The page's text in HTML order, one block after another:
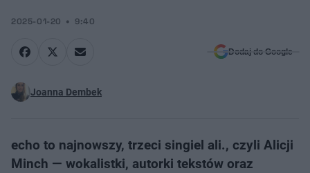
2025-01-20 9:40
Dodaj do Google
Joanna Dembek
echo to najnowszy, trzeci singiel ali., czyli Alicji
Minch — wokalistki, autorki tekstów oraz